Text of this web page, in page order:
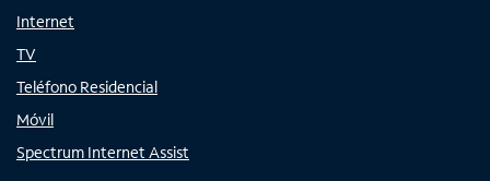
Internet
TV
Teléfono Residencial
Móvil
Spectrum Internet Assist